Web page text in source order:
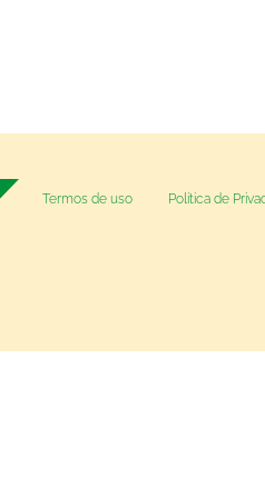
Termos de uso Política de